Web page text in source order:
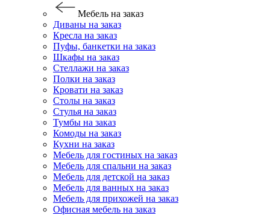
Мебель на заказ
Диваны на заказ
Кресла на заказ
Пуфы, банкетки на заказ
Шкафы на заказ
Стеллажи на заказ
Полки на заказ
Кровати на заказ
Столы на заказ
Стулья на заказ
Тумбы на заказ
Комоды на заказ
Кухни на заказ
Мебель для гостиных на заказ
Мебель для спальни на заказ
Мебель для детской на заказ
Мебель для ванных на заказ
Мебель для прихожей на заказ
Офисная мебель на заказ